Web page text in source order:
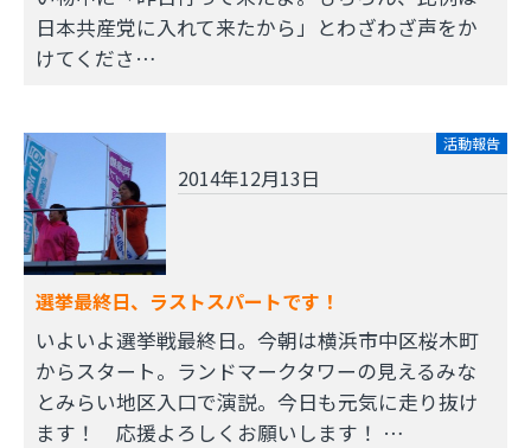
日本共産党に入れて来たから」とわざわざ声をか
けてくださ…
活動報告
2014年12月13日
選挙最終日、ラストスパートです！
いよいよ選挙戦最終日。今朝は横浜市中区桜木町
からスタート。ランドマークタワーの見えるみな
とみらい地区入口で演説。今日も元気に走り抜け
ます！ 応援よろしくお願いします！ …